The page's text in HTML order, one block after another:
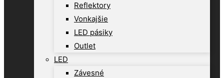
Reflektory
Vonkajšie
LED pásiky
Outlet
LED
Závesné